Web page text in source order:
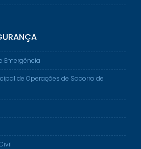
Emergência
de Operações de Socorro de